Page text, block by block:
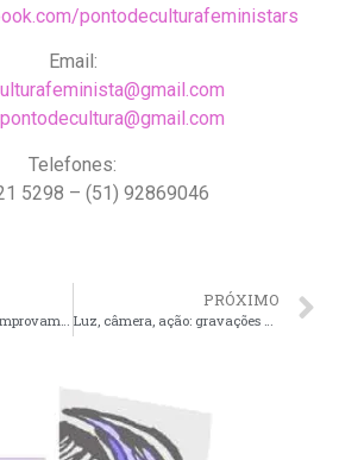
pontodeculturafeministars
Email:
Telefones:
5298 – (51) 92869046
19 estatísticas que comprovam que doenças mentais são mais importantes do que você pensa
PRÓXIMO
Luz, câmera, ação: gravações dos depoimentos para Documentário estão prontas, agora na segunda etapa de produção do vídeo